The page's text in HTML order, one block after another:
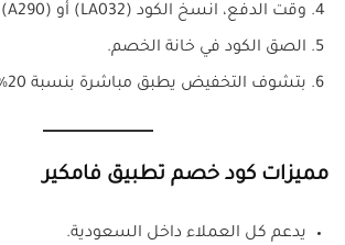
وقت الدفع، انسخ الكود (LA032) أو (A290).
الصق الكود في خانة الخصم.
بتشوف التخفيض يطبق مباشرة بنسبة 20%.
مميزات كود خصم تطبيق فامكير
يدعم كل العملاء داخل السعودية.